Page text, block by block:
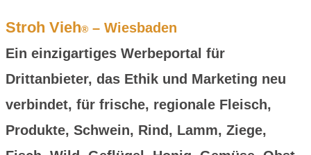
Stroh Vieh® – Wiesbaden
Ein einzigartiges Werbeportal für
Drittanbieter, das Ethik und Marketing neu
verbindet, für frische, regionale Fleisch,
Produkte, Schwein, Rind, Lamm, Ziege,